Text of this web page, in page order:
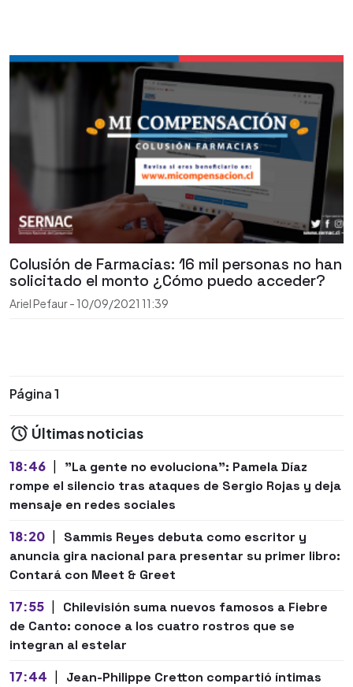
Colusión de Farmacias: 16 mil personas no han
solicitado el monto ¿Cómo puedo acceder?
Ariel Pefaur- 10/09/2021 11:39
Página 1
Últimas noticias
18:46
"La gente no evoluciona": Pamela Díaz
rompe el silencio tras ataques de Sergio Rojas y deja
mensaje en redes sociales
18:20
Sammis Reyes debuta como escritor y
anuncia gira nacional para presentar su primer libro:
Contará con Meet & Greet
17:55
Chilevisión suma nuevos famosos a Fiebre
de Canto: conoce a los cuatro rostros que se
integran al estelar
17:44
Jean-Philippe Cretton compartió íntimas